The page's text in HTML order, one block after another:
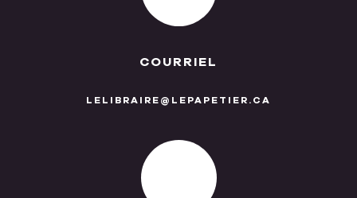
COURRIEL
LELIBRAIRE@LEPAPETIER.CA